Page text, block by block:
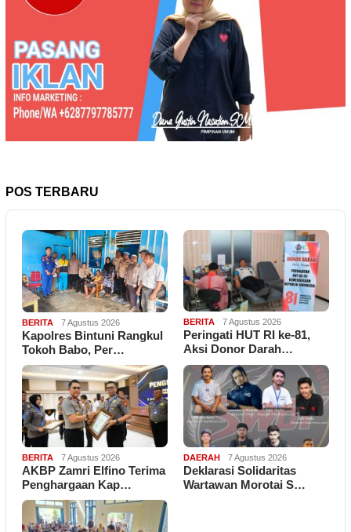
POS TERBARU
BERITA 7 Agustus 2026
Kapolres Bintuni Rangkul
Tokoh Babo, Per…
BERITA 7 Agustus 2026
Peringati HUT RI ke-81,
Aksi Donor Darah…
BERITA 7 Agustus 2026
AKBP Zamri Elfino Terima
Penghargaan Kap…
DAERAH 7 Agustus 2026
Deklarasi Solidaritas
Wartawan Morotai S…